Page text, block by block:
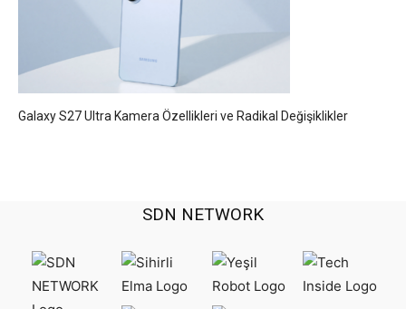
Galaxy S27 Ultra Kamera Özellikleri ve Radikal Değişiklikler
SDN NETWORK